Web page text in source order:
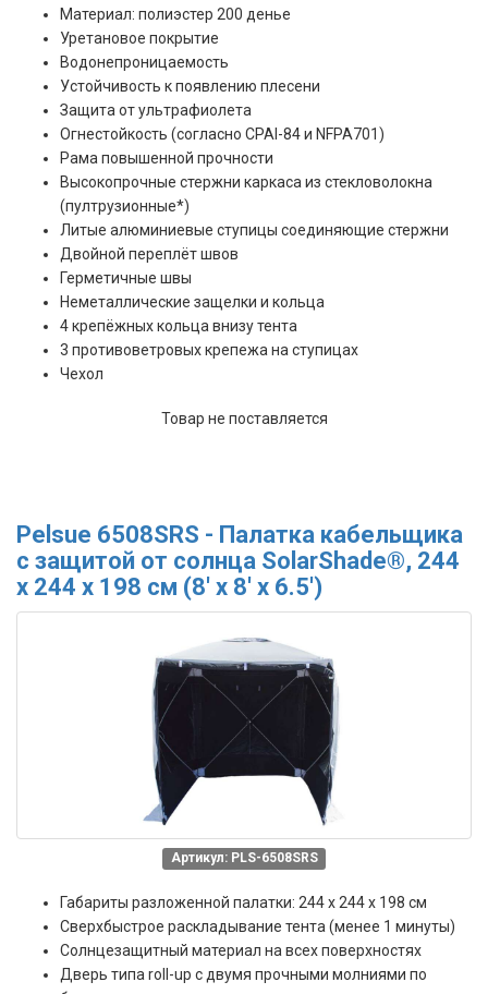
Материал: полиэстер 200 денье
Уретановое покрытие
Водонепроницаемость
Устойчивость к появлению плесени
Защита от ультрафиолета
Огнестойкость (согласно CPAI-84 и NFPA701)
Рама повышенной прочности
Высокопрочные стержни каркаса из стекловолокна
(пултрузионные*)
Литые алюминиевые ступицы соединяющие стержни
Двойной переплёт швов
Герметичные швы
Неметаллические защелки и кольца
4 крепёжных кольца внизу тента
3 противоветровых крепежа на ступицах
Чехол
Товар не поставляется
Pelsue 6508SRS - Палатка кабельщика
с защитой от солнца SolarShade®, 244
х 244 х 198 см (8' x 8' x 6.5')
Артикул: PLS-6508SRS
Габариты разложенной палатки: 244 x 244 x 198 см
Сверхбыстрое раскладывание тента (менее 1 минуты)
Солнцезащитный материал на всех поверхностях
Дверь типа roll-up с двумя прочными молниями по